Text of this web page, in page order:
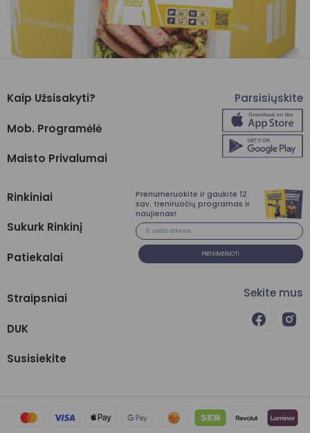
Kaip Užsisakyti?
Mob. Programėlė
Maisto Privalumai
Rinkiniai
Sukurk Rinkinį
Patiekalai
Straipsniai
DUK
Susisiekite
Parsisiųskite
Prenumeruokite ir gaukite 12
sav. treniruočių programas ir
naujienas!
PRENUMERUOTI
Sekite mus